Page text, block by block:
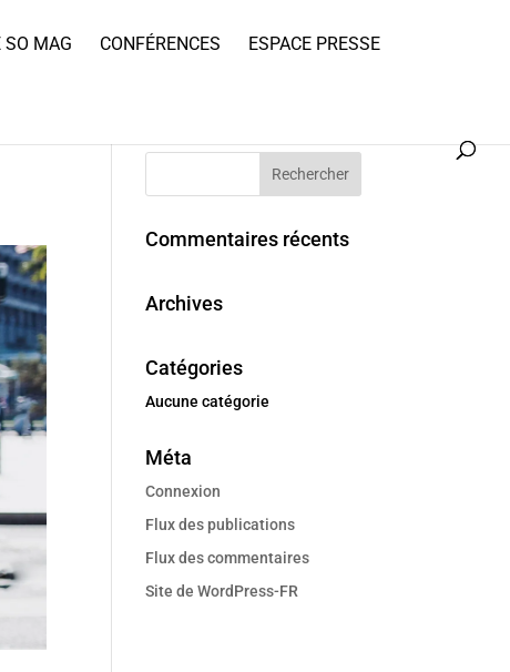
SO MAG CONFÉRENCES ESPACE PRESSE
Commentaires récents
Archives
Catégories
Aucune catégorie
Méta
Connexion
Flux des publications
Flux des commentaires
Site de WordPress-FR